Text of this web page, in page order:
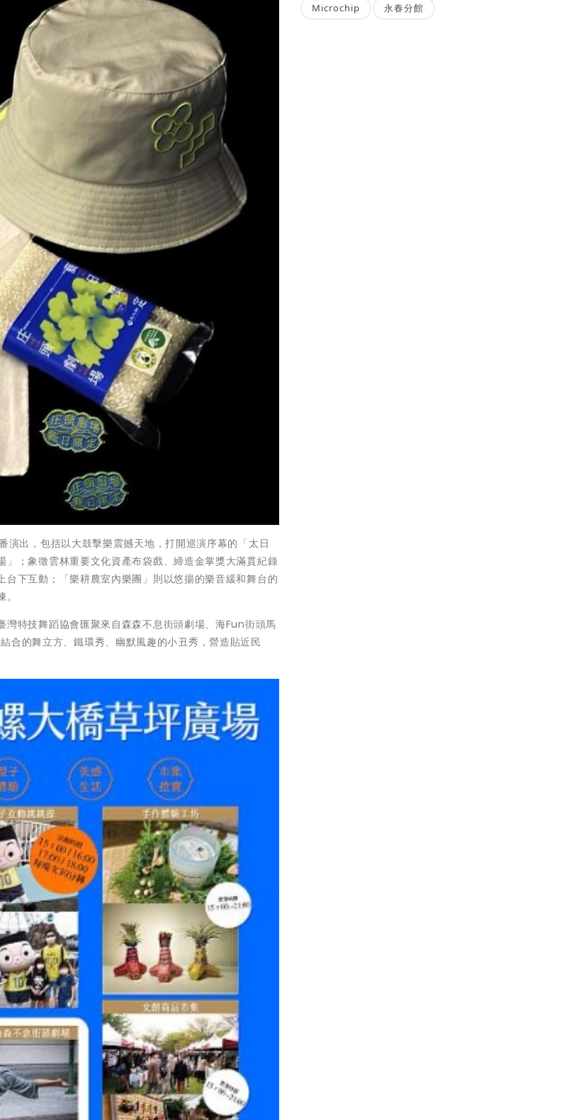
出，包括以大鼓擊樂震撼天地，打開巡演序幕的「太日
；象徵雲林重要文化資產布袋戲、締造金掌獎大滿貫紀錄
下互動；「樂耕農室內樂團」則以悠揚的樂音緩和舞台的
特技舞蹈協會匯聚來自森森不息街頭劇場、海Fun街頭馬
的舞立方、鐵環秀、幽默風趣的小丑秀，營造貼近民
Microchip 永春分館